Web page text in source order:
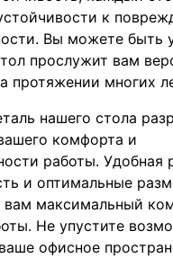
к
Вы можете быть
прослужит вам
протяжении многих
нашего стола
комфорта и
работы. Удобная
и оптимальные
вам максимальный
Не упустите
офисное